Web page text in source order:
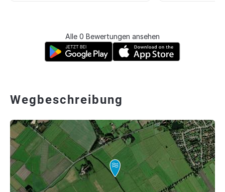
Alle 0 Bewertungen ansehen
Wegbeschreibung